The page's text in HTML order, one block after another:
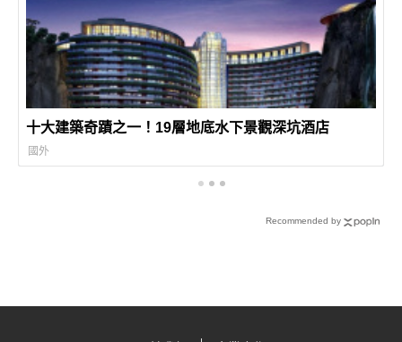
十大建築奇蹟之一！19層地底水下景觀深坑酒店
國外
Recommended by